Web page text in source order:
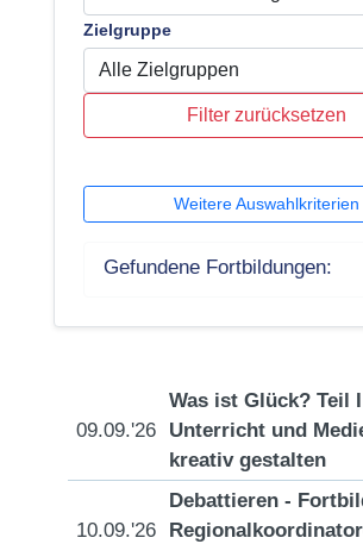
Zielgruppe
Filter zurücksetzen
Weitere Auswahlkriterien
Gefundene Fortbildungen:
09.09.'26
Was ist Glück? Teil
Unterricht und
kreativ gestalten
10.09.'26
Debattieren -